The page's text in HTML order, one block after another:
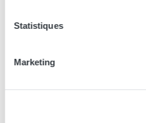
Statistiques
Marketing
ce sommier un investissement
être.
Les différentes options
tapissiers 140x190
Notre collection Grand Litier de
correspondre à votre